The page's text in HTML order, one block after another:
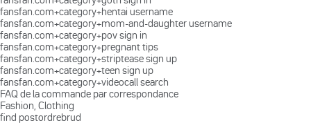
fansfan.com+category+hentai username
fansfan.com+category+mom-and-daughter username
fansfan.com+category+pov sign in
fansfan.com+category+pregnant tips
fansfan.com+category+striptease sign up
fansfan.com+category+teen sign up
fansfan.com+category+videocall search
FAQ de la commande par correspondance
Fashion, Clothing
find postordrebrud